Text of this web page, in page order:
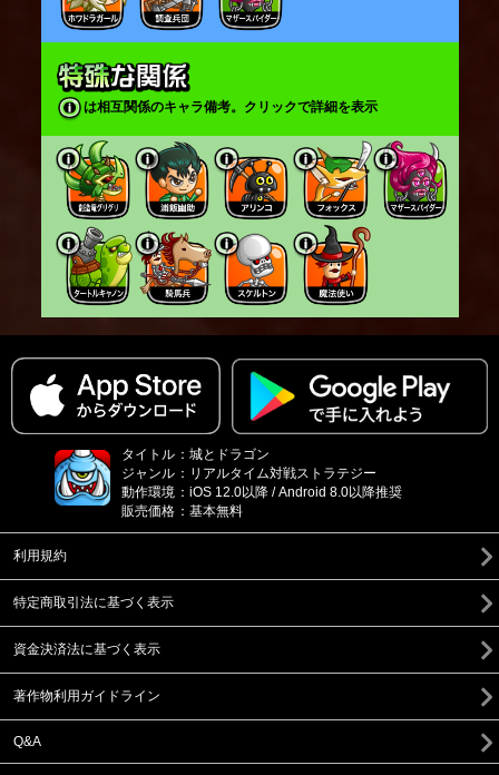
は相互関係のキャラ備考。クリックで詳細を表示
タイトル ： 城とドラゴン
ジャンル ： リアルタイム対戦ストラテジー
動作環境 ： iOS 12.0以降 / Android 8.0以降推奨
販売価格 ： 基本無料
利用規約
特定商取引法に基づく表示
資金決済法に基づく表示
著作物利用ガイドライン
Q&A